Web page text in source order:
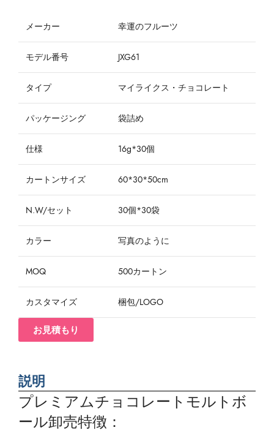
メーカー 幸運のフルーツ
モデル番号 JXG61
タイプ マイライクス・チョコレート
パッケージング 袋詰め
仕様 16g*30個
カートンサイズ 60*30*50cm
N.W/セット 30個*30袋
カラー 写真のように
MOQ 500カートン
カスタマイズ 梱包/LOGO
お見積もり
説明
プレミアムチョコレートモルトボ
ール卸売特徴：